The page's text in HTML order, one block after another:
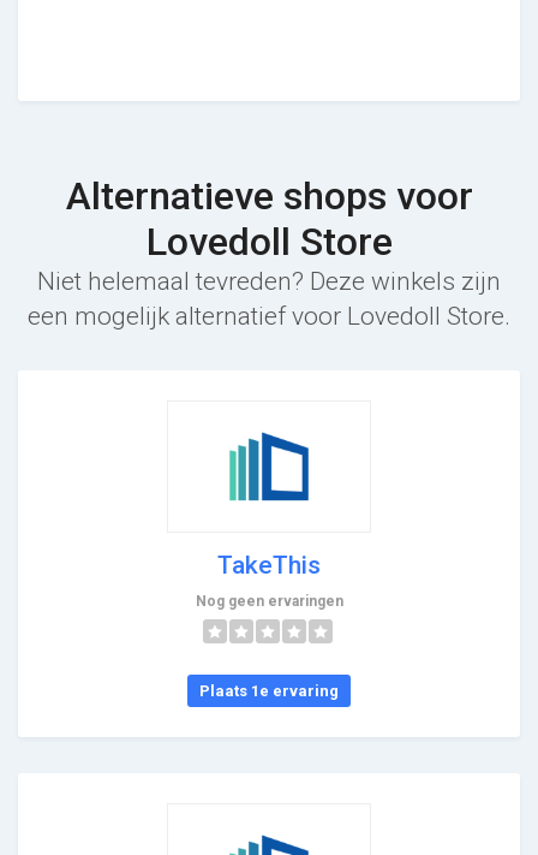
Alternatieve shops voor
Lovedoll Store
Niet helemaal tevreden? Deze winkels zijn
een mogelijk alternatief voor Lovedoll Store.
TakeThis
Nog geen ervaringen
Plaats 1e ervaring